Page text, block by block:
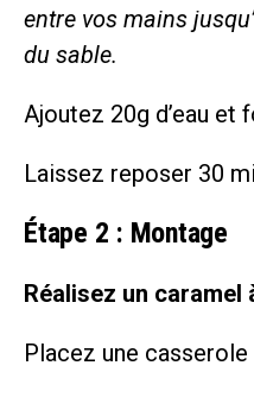
entre vos mains
du sable.
Ajoutez 20g d’eau et
Laissez reposer 30
Étape 2 : Montage
Réalisez un caramel
Placez une